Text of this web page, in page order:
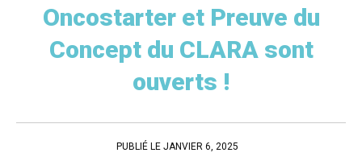
Oncostarter et Preuve du
Concept du CLARA sont
ouverts !
PUBLIÉ LE JANVIER 6, 2025